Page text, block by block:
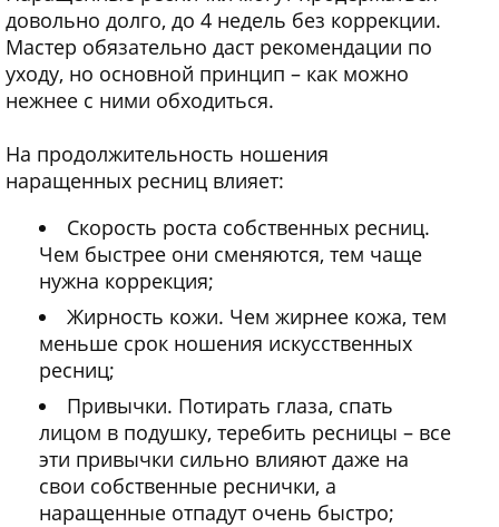
довольно долго, до 4 недель без коррекции.
Мастер обязательно даст рекомендации по
уходу, но основной принцип – как можно
нежнее с ними обходиться.
На продолжительность ношения
наращенных ресниц влияет:
Скорость роста собственных ресниц.
Чем быстрее они сменяются, тем чаще
нужна коррекция;
Жирность кожи. Чем жирнее кожа, тем
меньше срок ношения искусственных
ресниц;
Привычки. Потирать глаза, спать
лицом в подушку, теребить ресницы – все
эти привычки сильно влияют даже на
свои собственные реснички, а
наращенные отпадут очень быстро;